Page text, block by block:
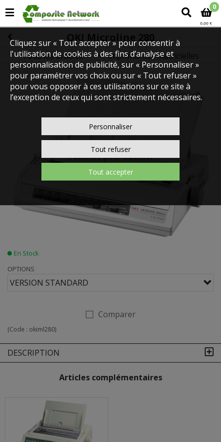
0
0,00 €
OKI Microline 280
Tous les articles
IMPRIMANTES
Imprimantes matricielles
Touchez pour zoomer
En Stock
OPTIONS
VERSION STANDARD
Comparer
(Code : okiml280)
DESCRIPTION
Articles complémentaires
Cliquez sur « Tout accepter » pour consentir à
l'utilisation de cookies à des fins d’analyse et
personnalisation de publicité, sur « Personnaliser »
pour paramétrer vos choix ou sur « Tout refuser »
pour vous opposer à ces utilisations sur ce site à
l’exception de ceux qui sont strictement nécessaires.
Personnaliser
Tout refuser
Tout accepter